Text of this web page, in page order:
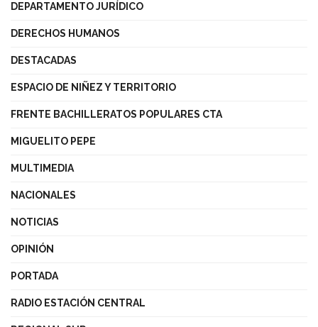
DEPARTAMENTO JURÍDICO
DERECHOS HUMANOS
DESTACADAS
ESPACIO DE NIÑEZ Y TERRITORIO
FRENTE BACHILLERATOS POPULARES CTA
MIGUELITO PEPE
MULTIMEDIA
NACIONALES
NOTICIAS
OPINIÓN
PORTADA
RADIO ESTACIÓN CENTRAL